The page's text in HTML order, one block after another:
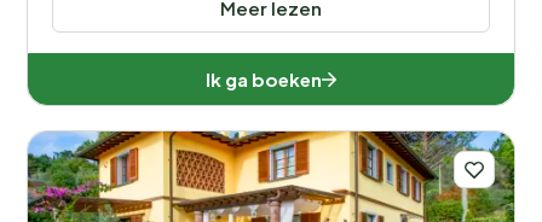
Meer lezen
Ik ga boeken